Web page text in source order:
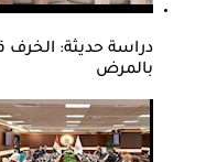
دراسة حديثة: الخرف
بالمرض